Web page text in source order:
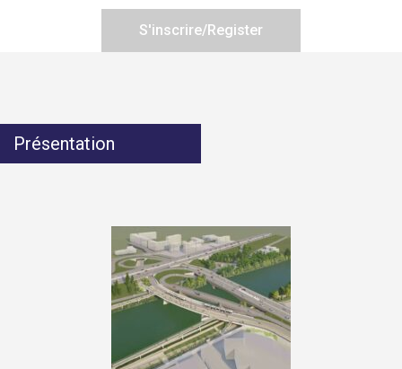
S'inscrire/Register
Présentation